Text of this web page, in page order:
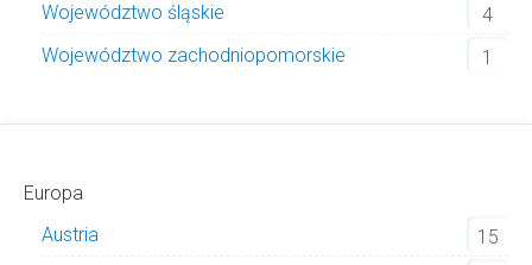
Województwo śląskie
4
Województwo zachodniopomorskie
1
Europa
Austria
15